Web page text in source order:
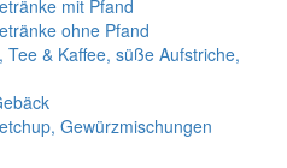
mit Pfand
ohne Pfand
Tee & Kaffee, süße Aufstriche,
Gewürzmischungen